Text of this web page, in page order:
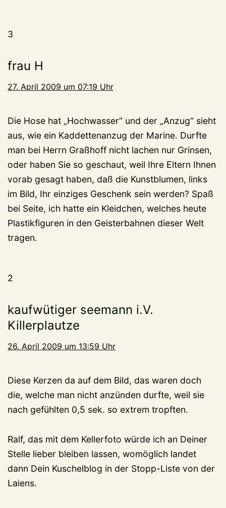
3
frau H
27. April 2009 um 07:19 Uhr
Die Hose hat „Hochwasser“ und der „Anzug“ sieht
aus, wie ein Kaddettenanzug der Marine. Durfte
man bei Herrn Graßhoff nicht lachen nur Grinsen,
oder haben Sie so geschaut, weil Ihre Eltern Ihnen
vorab gesagt haben, daß die Kunstblumen, links
im Bild, Ihr einziges Geschenk sein werden? Spaß
bei Seite, ich hatte ein Kleidchen, welches heute
Plastikfiguren in den Geisterbahnen dieser Welt
tragen.
2
kaufwütiger seemann i.V.
Killerplautze
26. April 2009 um 13:59 Uhr
Diese Kerzen da auf dem Bild, das waren doch
die, welche man nicht anzünden durfte, weil sie
nach gefühlten 0,5 sek. so extrem tropften.
Ralf, das mit dem Kellerfoto würde ich an Deiner
Stelle lieber bleiben lassen, womöglich landet
dann Dein Kuschelblog in der Stopp-Liste von der
Laiens.